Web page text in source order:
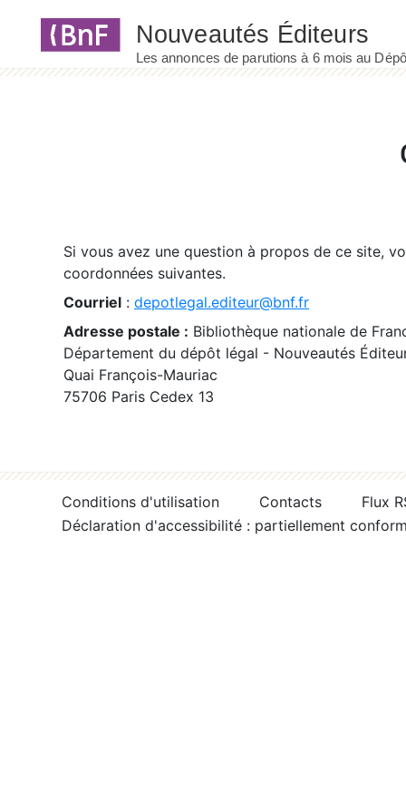
Si vous avez une question à propos de ce site,
coordonnées suivantes.
Courriel : depotlegal.editeur@bnf.fr
Adresse postale : Bibliothèque nationale de
Département du dépôt légal - Nouveautés
Quai François-Mauriac
75706 Paris Cedex 13
Conditions d'utilisation Contacts
Flux
Déclaration d'accessibilité : partiellement